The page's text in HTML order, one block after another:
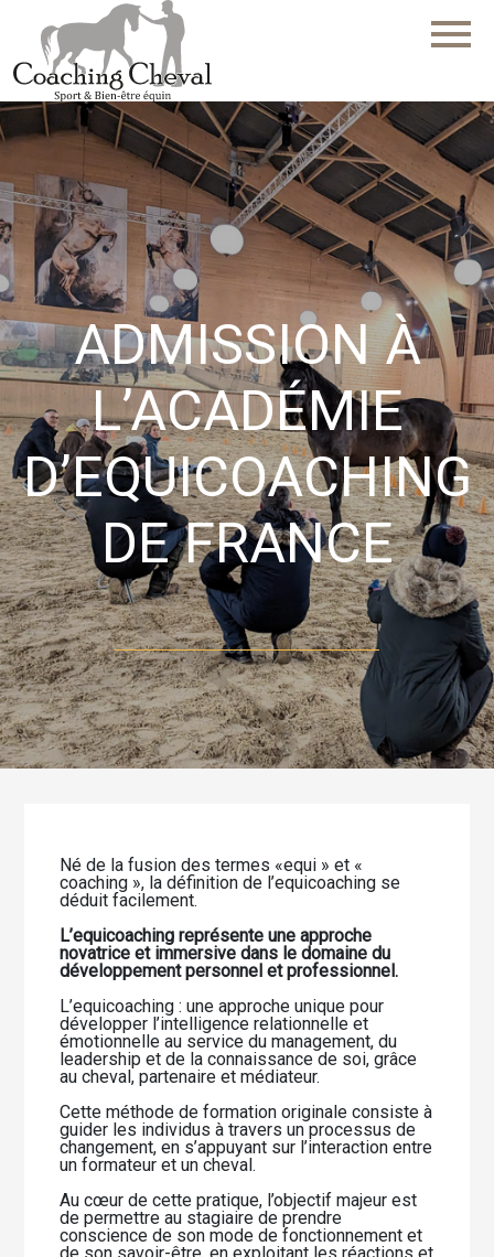
menu
ADMISSION À
L’ACADÉMIE
D’EQUICOACHING
DE FRANCE
Né de la fusion des termes «equi » et «
coaching », la définition de l’equicoaching se
déduit facilement.
L’equicoaching représente une approche
novatrice et immersive dans le domaine du
développement personnel et professionnel.
L’equicoaching : une approche unique pour
développer l’intelligence relationnelle et
émotionnelle au service du management, du
leadership et de la connaissance de soi, grâce
au cheval, partenaire et médiateur.
Cette méthode de formation originale consiste à
guider les individus à travers un processus de
changement, en s’appuyant sur l’interaction entre
un formateur et un cheval.
Au cœur de cette pratique, l’objectif majeur est
de permettre au stagiaire de prendre
conscience de son mode de fonctionnement et
de son savoir-être, en exploitant les réactions et